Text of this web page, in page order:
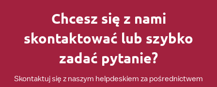
Chcesz się z nami
skontaktować lub szybko
zadać pytanie?
Skontaktuj się z naszym helpdeskiem za pośrednictwem